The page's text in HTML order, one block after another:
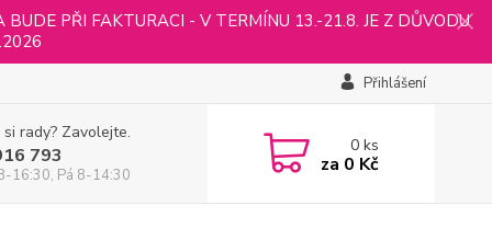
PŘI FAKTURACI - V TERMÍNU 13.-21.8. JE Z DŮVODU
Přihlášení
rady? Zavolejte.
793
16:30, Pá 8-14:30
0ks
za 0 Kč